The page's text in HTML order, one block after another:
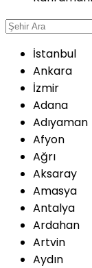
İstanbul
Ankara
İzmir
Adana
Adıyaman
Afyon
Ağrı
Aksaray
Amasya
Antalya
Ardahan
Artvin
Aydın